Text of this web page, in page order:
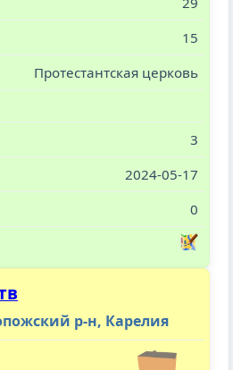
15
Протестантская церковь
3
2024-05-17
0
р-н, Карелия